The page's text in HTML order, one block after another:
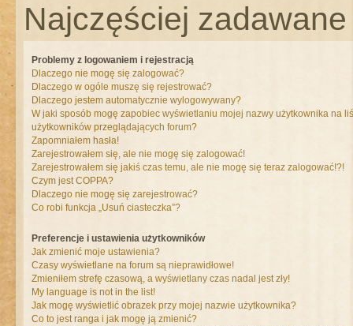
Najczęściej
Problemy z logowaniem i rejestracją
Dlaczego nie mogę się zalogować?
Dlaczego w ogóle muszę się rejestrować?
Dlaczego jestem automatycznie wylogowywany?
W jaki sposób mogę zapobiec wyświetlaniu mojej nazwy użytkownika na
użytkowników przeglądających forum?
Zapomniałem hasła!
Zarejestrowałem się, ale nie mogę się zalogować!
Zarejestrowałem się jakiś czas temu, ale nie mogę się teraz zalogować!?!
Czym jest COPPA?
Dlaczego nie mogę się zarejestrować?
Co robi funkcja „Usuń ciasteczka”?
Preferencje i ustawienia użytkowników
Jak zmienić moje ustawienia?
Czasy wyświetlane na forum są nieprawidłowe!
Zmieniłem strefę czasową, a wyświetlany czas nadal jest zły!
My language is not in the list!
Jak mogę wyświetlić obrazek przy mojej nazwie użytkownika?
Co to jest ranga i jak mogę ją zmienić?